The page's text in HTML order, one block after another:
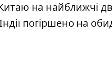
на найближчі
погіршено на